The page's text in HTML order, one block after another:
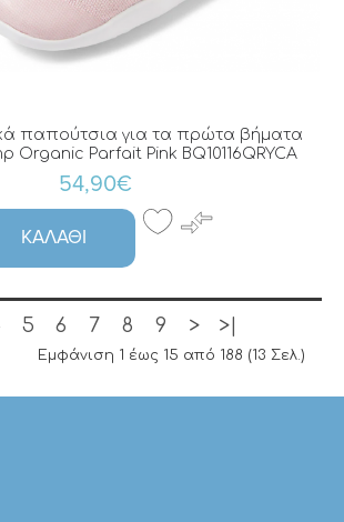
παπούτσια για τα πρώτα βήματα
Organic Parfait Pink BQ10116QRYCA
54,90€
ΚΑΛΆΘΙ
5 6 7 8 9 > >|
Εμφάνιση 1 έως 15 από 188 (13 Σελ.)